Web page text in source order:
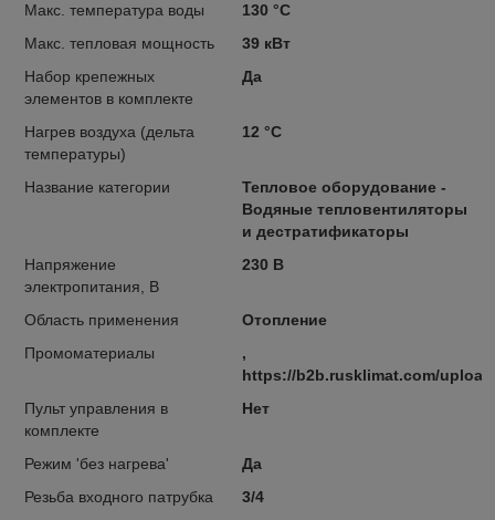
Макс. температура воды
130 °С
Макс. тепловая мощность
39 кВт
Набор крепежных
элементов в комплекте
Да
Нагрев воздуха (дельта
температуры)
12 °С
Название категории
Тепловое оборудование -
Водяные тепловентиляторы
и дестратификаторы
Напряжение
электропитания, В
230 В
Область применения
Отопление
Промоматериалы
,
https://b2b.rusklimat.com/
Пульт управления в
комплекте
Нет
Режим 'без нагрева'
Да
Резьба входного патрубка
3/4